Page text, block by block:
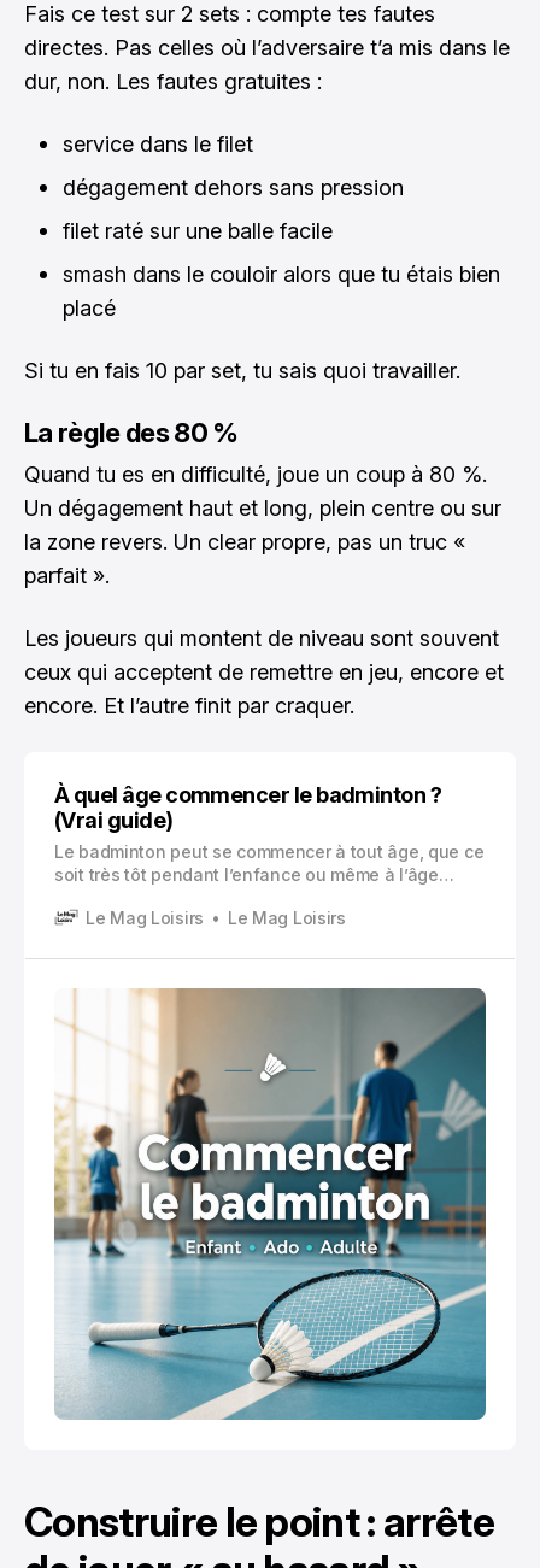
Fais ce test sur 2 sets : compte tes fautes
directes. Pas celles où l’adversaire t’a mis dans le
dur, non. Les fautes gratuites :
service dans le filet
dégagement dehors sans pression
filet raté sur une balle facile
smash dans le couloir alors que tu étais bien
placé
Si tu en fais 10 par set, tu sais quoi travailler.
La règle des 80 %
Quand tu es en difficulté, joue un coup à 80 %.
Un dégagement haut et long, plein centre ou sur
la zone revers. Un clear propre, pas un truc «
parfait ».
Les joueurs qui montent de niveau sont souvent
ceux qui acceptent de remettre en jeu, encore et
encore. Et l’autre finit par craquer.
À quel âge commencer le badminton ?
(Vrai guide)
Le badminton peut se commencer à tout âge, que ce
soit très tôt pendant l’enfance ou même à l’âge
Le Mag Loisirs
Le Mag Loisirs
Construire le point : arrête